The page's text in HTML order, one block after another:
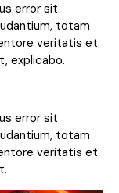
error sit
totam
veritatis et
explicabo.
error sit
totam
veritatis et